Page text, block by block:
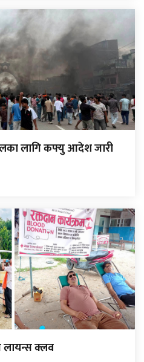
लागि कफ्यु आदेश जारी
लायन्स क्लव